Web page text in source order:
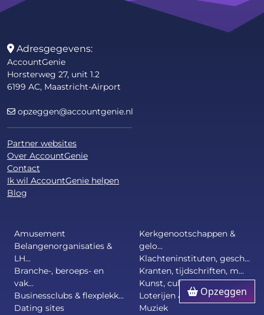
Opzeggen
Adresgegevens:
AccountGenie
Horsterweg 27, unit 1.2
6199 AC, Maastricht-Airport
opzeggen@accountgenie.nl
Partner websites
Over AccountGenie
Contact
Ik wil AccountGenie helpen
Blog
Amusement
Belangenorganisaties &
LH...
Branche-, beroeps- en
vak...
Businessclubs & flexplekk...
Dating sites
Kerkgenootschappen &
gelo...
Klachteninstituten, gesch...
Kranten, tijdschriften, m...
Kunst, cultuur & (vakanti...
Loterijen & kansspelen
Muziek